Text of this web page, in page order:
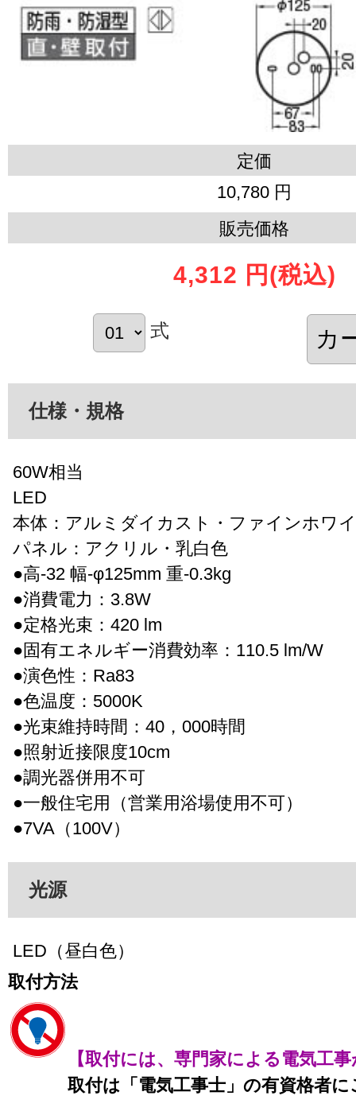
定価
10,780 円
販売価格
4,312 円 (税込)
式
仕様・規格
60W相当
LED
本体：アルミダイカスト・ファインホワ
パネル：アクリル・乳白色
●高-32 幅-φ125mm 重-0.3kg
●消費電力：3.8W
●定格光束：420 lm
●固有エネルギー消費効率：110.5 lm/W
●演色性：Ra83
●色温度：5000K
●光束維持時間：40，000時間
●照射近接限度10cm
●調光器併用不可
●一般住宅用（営業用浴場使用不可）
●7VA（100V）
光源
LED（昼白色）
取付方法
【取付には、専門家による電気工
取付は「電気工事士」の有資格者